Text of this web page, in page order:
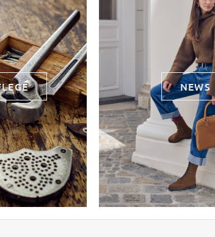
NEWS